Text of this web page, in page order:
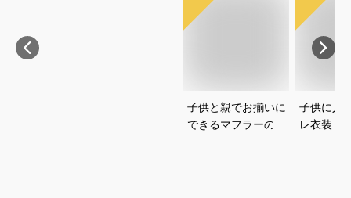
子供と親でお揃いに
できるマフラーのお
子供に人
レ衣装｜